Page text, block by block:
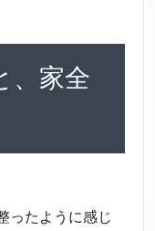
、家全
ったように感じ